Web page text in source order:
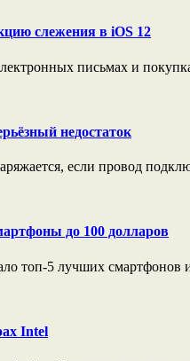
слежения в iOS 12
письмах и
недостаток
если провод
до 100 долларов
топ-5 лучших
Intel